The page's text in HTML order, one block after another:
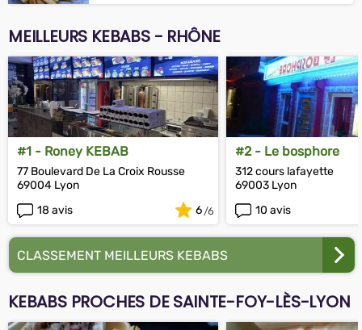
MEILLEURS KEBABS - RHÔNE
#1 - Roney KEBAB
77 Boulevard De La Croix Rousse
69004 Lyon
18 avis
6
#2 - Le bosphore
312 cours lafayette
69003 Lyon
10 avis
CLASSEMENT MEILLEURS KEBABS
KEBABS PROCHES DE SAINTE-FOY-LÈS-LYON